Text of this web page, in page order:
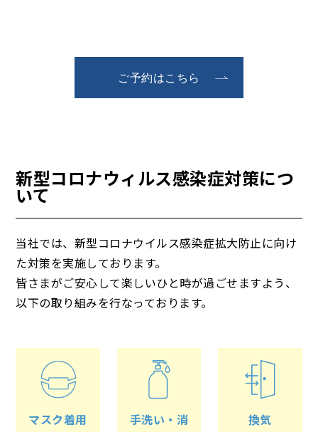
ご予約はこちら
新型コロナウィルス感染症対策につ
いて
当社では、新型コロナウイルス感染症拡大防止に向け
た対策を実施しております。
皆さまがご安心して楽しいひと時が過ごせますよう、
以下の取り組みを行なっております。
マスク着用
手洗い・消
換気